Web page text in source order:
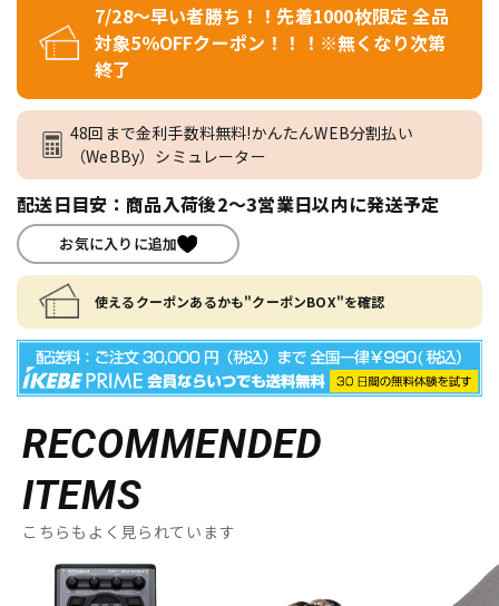
7/28～早い者勝ち！！先着1000枚限定 全品
対象5％OFFクーポン！！！※無くなり次第
終了
48回まで金利手数料無料!かんたんWEB分割払い
（WeBBy）シミュレーター
配送日目安：商品入荷後2～3営業日以内に発送予定
お気に入りに追加
使えるクーポンあるかも"クーポンBOX"を確認
RECOMMENDED
ITEMS
こちらもよく見られています